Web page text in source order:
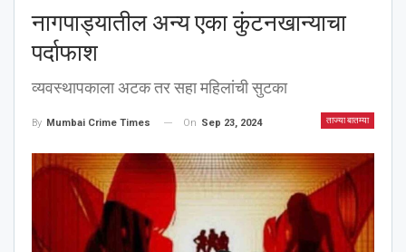
नागपाड्यातील अन्य एका कुंटनखान्याचा
पर्दाफाश
व्यवस्थापकाला अटक तर सहा महिलांची सुटका
ताज्या बातम्या
By Mumbai Crime Times On Sep 23, 2024